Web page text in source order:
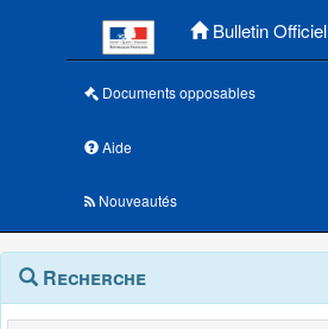
Bulletin Officiel
Documents opposables
Aide
Nouveautés
Navigation
outils
Menu
contextuel
Recherche